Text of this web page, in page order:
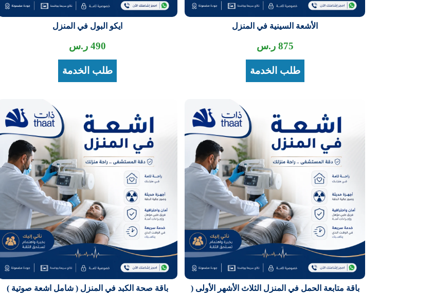
الأشعة السينية في المنزل
875 ر.س
طلب الخدمة
ايكو البول في المنزل
490 ر.س
طلب الخدمة
باقة متابعة الحمل في المنزل الثلاث الأشهر الأولى (
باقة صحة الكبد في المنزل ( شامل اشعة صوتية )